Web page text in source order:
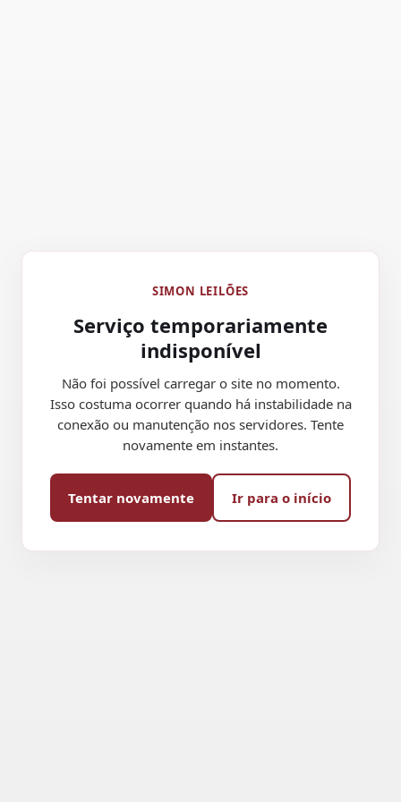
SIMON LEILÕES
Serviço temporariamente
indisponível
Não foi possível carregar o site no momento.
Isso costuma ocorrer quando há instabilidade na
conexão ou manutenção nos servidores. Tente
novamente em instantes.
Tentar novamente Ir para o início